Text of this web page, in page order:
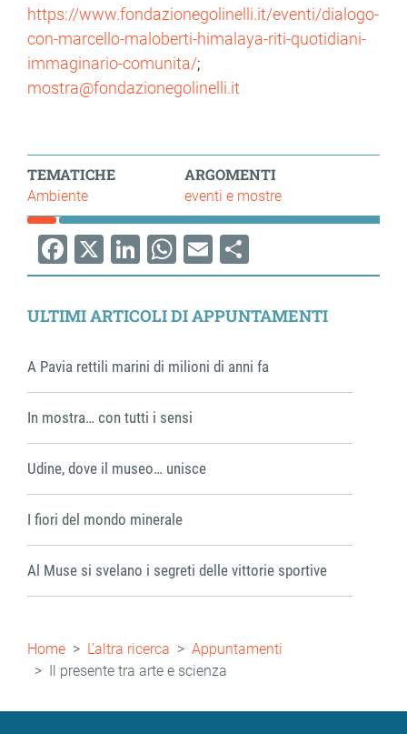
https://www.fondazionegolinelli.it/eventi/dialogo-
con-marcello-maloberti-himalaya-riti-quotidiani-
immaginario-comunita/;
mostra@fondazionegolinelli.it
TEMATICHE
Ambiente
ARGOMENTI
eventi e mostre
Facebook
X LinkedIn
WhatsApp
EmailShare
ULTIMI ARTICOLI DI APPUNTAMENTI
A Pavia rettili marini di milioni di anni fa
In mostra… con tutti i sensi
Udine, dove il museo… unisce
I fiori del mondo minerale
Al Muse si svelano i segreti delle vittorie sportive
Briciole
di
pane
Home L'altra ricerca
Appuntamenti
Il presente tra arte e scienza